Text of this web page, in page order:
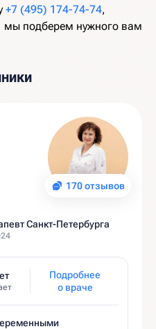
+7 (495) 174-74-74,
мы подберем нужного вам
170 отзывов
Санкт-Петербурга
Подробнее
о враче